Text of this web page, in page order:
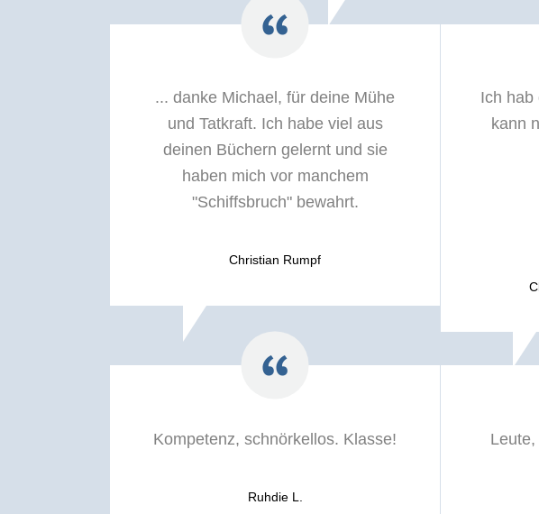
... danke Michael, für deine Mühe
und Tatkraft. Ich habe viel aus
deinen Büchern gelernt und sie
haben mich vor manchem
"Schiffsbruch" bewahrt.
Christian Rumpf
Ich hab
kann
Kompetenz, schnörkellos. Klasse!
Ruhdie L.